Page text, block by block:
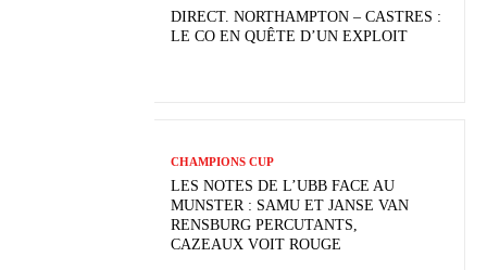
DIRECT. NORTHAMPTON – CASTRES :
LE CO EN QUÊTE D’UN EXPLOIT
CHAMPIONS CUP
LES NOTES DE L’UBB FACE AU
MUNSTER : SAMU ET JANSE VAN
RENSBURG PERCUTANTS,
CAZEAUX VOIT ROUGE